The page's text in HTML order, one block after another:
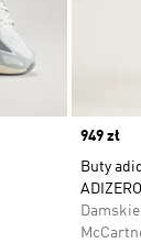
Price
949 zł
Buty